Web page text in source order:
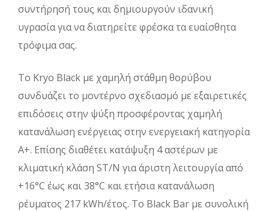
συντήρησή τους και δημιουργούν ιδανική
υγρασία για να διατηρείτε φρέσκα τα ευαίσθητα
τρόφιμα σας.
Το Kryo Black με χαμηλή στάθμη θορύβου
συνδυάζει το μοντέρνο σχεδιασμό με εξαιρετικές
επιδόσεις στην ψύξη προσφέροντας χαμηλή
κατανάλωση ενέργειας στην ενεργειακή κατηγορία
Α+. Επίσης διαθέτει κατάψυξη 4 αστέρων με
κλιματική κλάση ST/N για άριστη λειτουργία από
+16°C έως και 38°C και ετήσια κατανάλωση
ρέυματος 217 kWh/έτος. Το Black Bar με συνολική